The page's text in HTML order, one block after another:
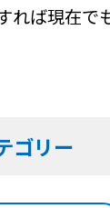
れば現在で
ゴリー